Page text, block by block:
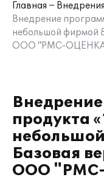
Главная
Внедрения
Внедрение
небольшой фирмой
ООО "РМС-
продукта
Базовая
ООО